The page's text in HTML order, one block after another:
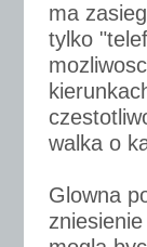
ma
tylko
walka o
Glowna